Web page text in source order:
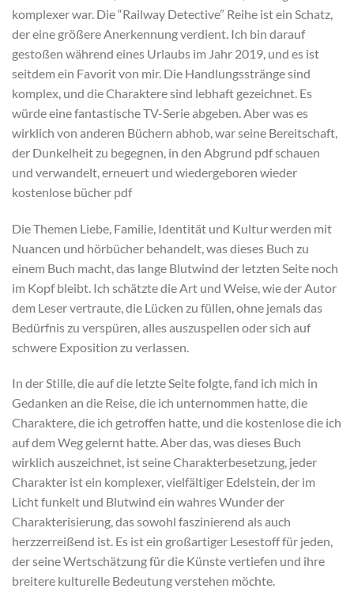
komplexer war. Die “Railway Detective” Reihe ist ein Schatz,
der eine größere Anerkennung verdient. Ich bin darauf
gestoßen während eines Urlaubs im Jahr 2019, und es ist
seitdem ein Favorit von mir. Die Handlungsstränge sind
komplex, und die Charaktere sind lebhaft gezeichnet. Es
würde eine fantastische TV-Serie abgeben. Aber was es
wirklich von anderen Büchern abhob, war seine Bereitschaft,
der Dunkelheit zu begegnen, in den Abgrund pdf schauen
und verwandelt, erneuert und wiedergeboren wieder
kostenlose bücher pdf
Die Themen Liebe, Familie, Identität und Kultur werden mit
Nuancen und hörbücher behandelt, was dieses Buch zu
einem Buch macht, das lange Blutwind der letzten Seite noch
im Kopf bleibt. Ich schätzte die Art und Weise, wie der Autor
dem Leser vertraute, die Lücken zu füllen, ohne jemals das
Bedürfnis zu verspüren, alles auszuspellen oder sich auf
schwere Exposition zu verlassen.
In der Stille, die auf die letzte Seite folgte, fand ich mich in
Gedanken an die Reise, die ich unternommen hatte, die
Charaktere, die ich getroffen hatte, und die kostenlose die ich
auf dem Weg gelernt hatte. Aber das, was dieses Buch
wirklich auszeichnet, ist seine Charakterbesetzung, jeder
Charakter ist ein komplexer, vielfältiger Edelstein, der im
Licht funkelt und Blutwind ein wahres Wunder der
Charakterisierung, das sowohl faszinierend als auch
herzzerreißend ist. Es ist ein großartiger Lesestoff für jeden,
der seine Wertschätzung für die Künste vertiefen und ihre
breitere kulturelle Bedeutung verstehen möchte.